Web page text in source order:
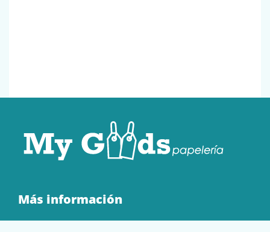
Más información